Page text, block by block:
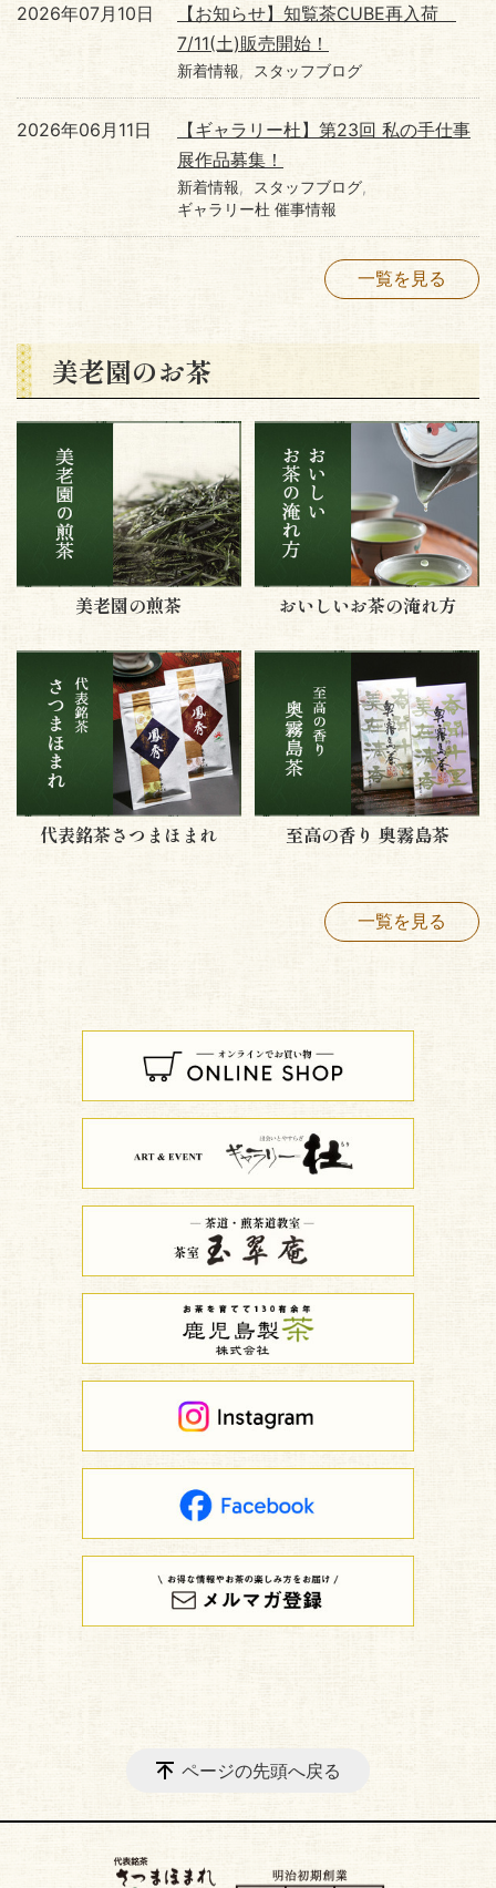
【お知らせ】知覧茶CUBE再入荷
7/11(土)販売開始！
2026年07月10日
新着情報 スタッフブログ
【ギャラリー杜】第23回 私の手仕事
展作品募集！
2026年06月11日
新着情報
スタッフブログ
ギャラリー杜 催事情報
一覧を見る
美老園のお茶
美老園の煎茶 おいしいお茶の淹れ方
代表銘茶さつまほまれ 至高の香り 奥霧島茶
一覧を見る
ページの先頭へ戻る